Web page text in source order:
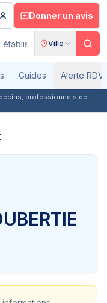
Donner un avis
Ville
Guides Alerte RDV
professionnels de